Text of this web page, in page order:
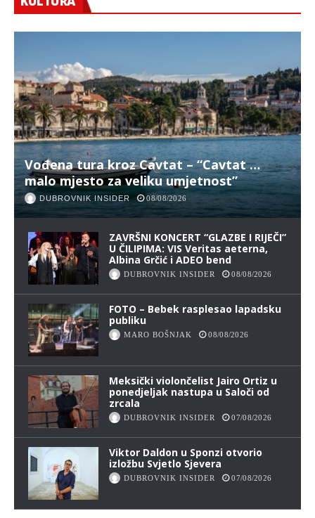
Vođena tura kroz Cavtat – “Cavtat …
malo mjesto za veliku umjetnost”
DUBROVNIK INSIDER 08/08/2026
ZAVRŠNI KONCERT “GLAZBE I RIJEČI”
U ČILIPIMA: VIS Veritas aeterna,
Albina Grčić i ADEO bend
DUBROVNIK INSIDER 08/08/2026
FOTO – Bebek rasplesao lapadsku
publiku
MARO BOŠNJAK 08/08/2026
Meksički violončelist Jairo Ortiz u
ponedjeljak nastupa u Saloči od
zrcala
DUBROVNIK INSIDER 07/08/2026
Viktor Daldon u Sponzi otvorio
izložbu Svjetlo Sjevera
DUBROVNIK INSIDER 07/08/2026